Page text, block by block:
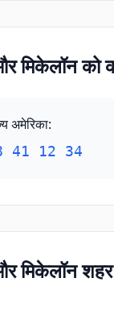
मिकेलॉन को
अमेरिका:
41 12 34
मिकेलॉन